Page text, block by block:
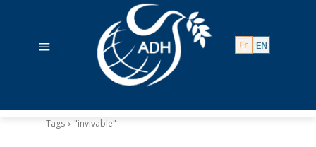
Tags "invivable"